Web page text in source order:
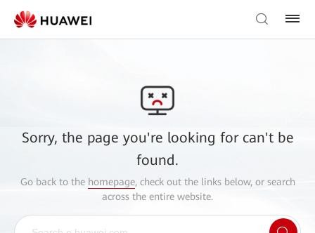
Sorry, the page you're looking for can't be
found.
Go back to the homepage, check out the links below, or search
across the entire website.